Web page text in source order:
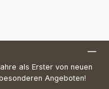
als Erster von neuen
Angeboten!